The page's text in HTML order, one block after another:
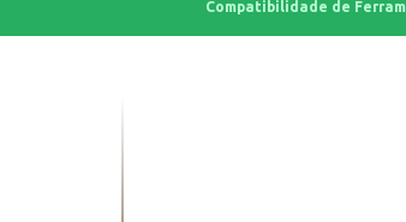
Compatibilidade de